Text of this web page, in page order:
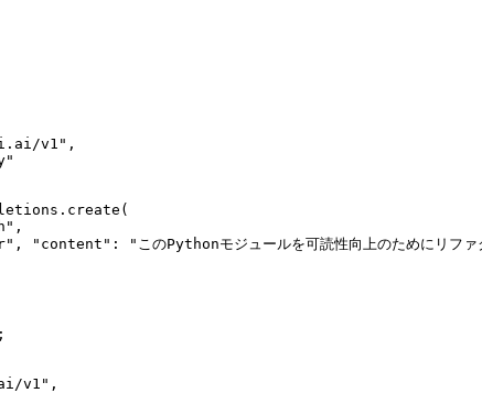
v1",
"このPythonモジュールを可読性向上のためにリファク
v1",